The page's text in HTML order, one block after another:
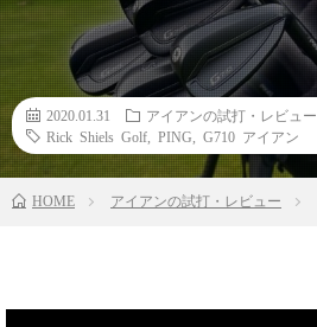
2020.01.31
アイアンの試打・レビュー
Rick Shiels Golf
PING G710 アイアン
HOME アイアンの試打・レビュー